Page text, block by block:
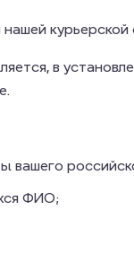
нашей курьерской
в
вашего
ФИО;